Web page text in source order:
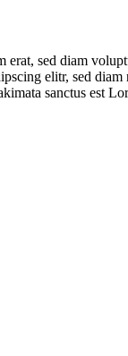
sed diam
elitr, sed
sanctus est